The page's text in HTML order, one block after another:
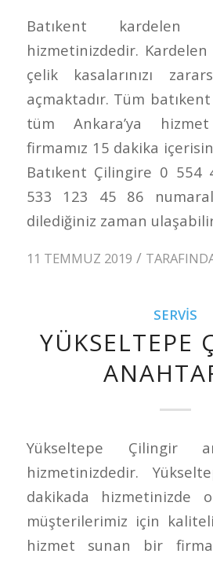
Batıkent kardelen
hizmetinizdedir.
çelik kasalarınızı
açmaktadır. Tüm
tüm Ankara’ya
firmamız 15 dakika
Batıkent Çilingire 0
533 123 45 86
dilediğiniz zaman
11 TEMMUZ 2019 /
SERVIS
YÜKSELTEPE
Yükseltepe Çilingir
hizmetinizdedir.
dakikada hizmetinizde
müşterilerimiz için
hizmet sunan bir